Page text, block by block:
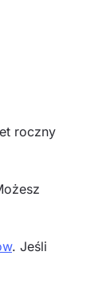
roczny
. Jeśli